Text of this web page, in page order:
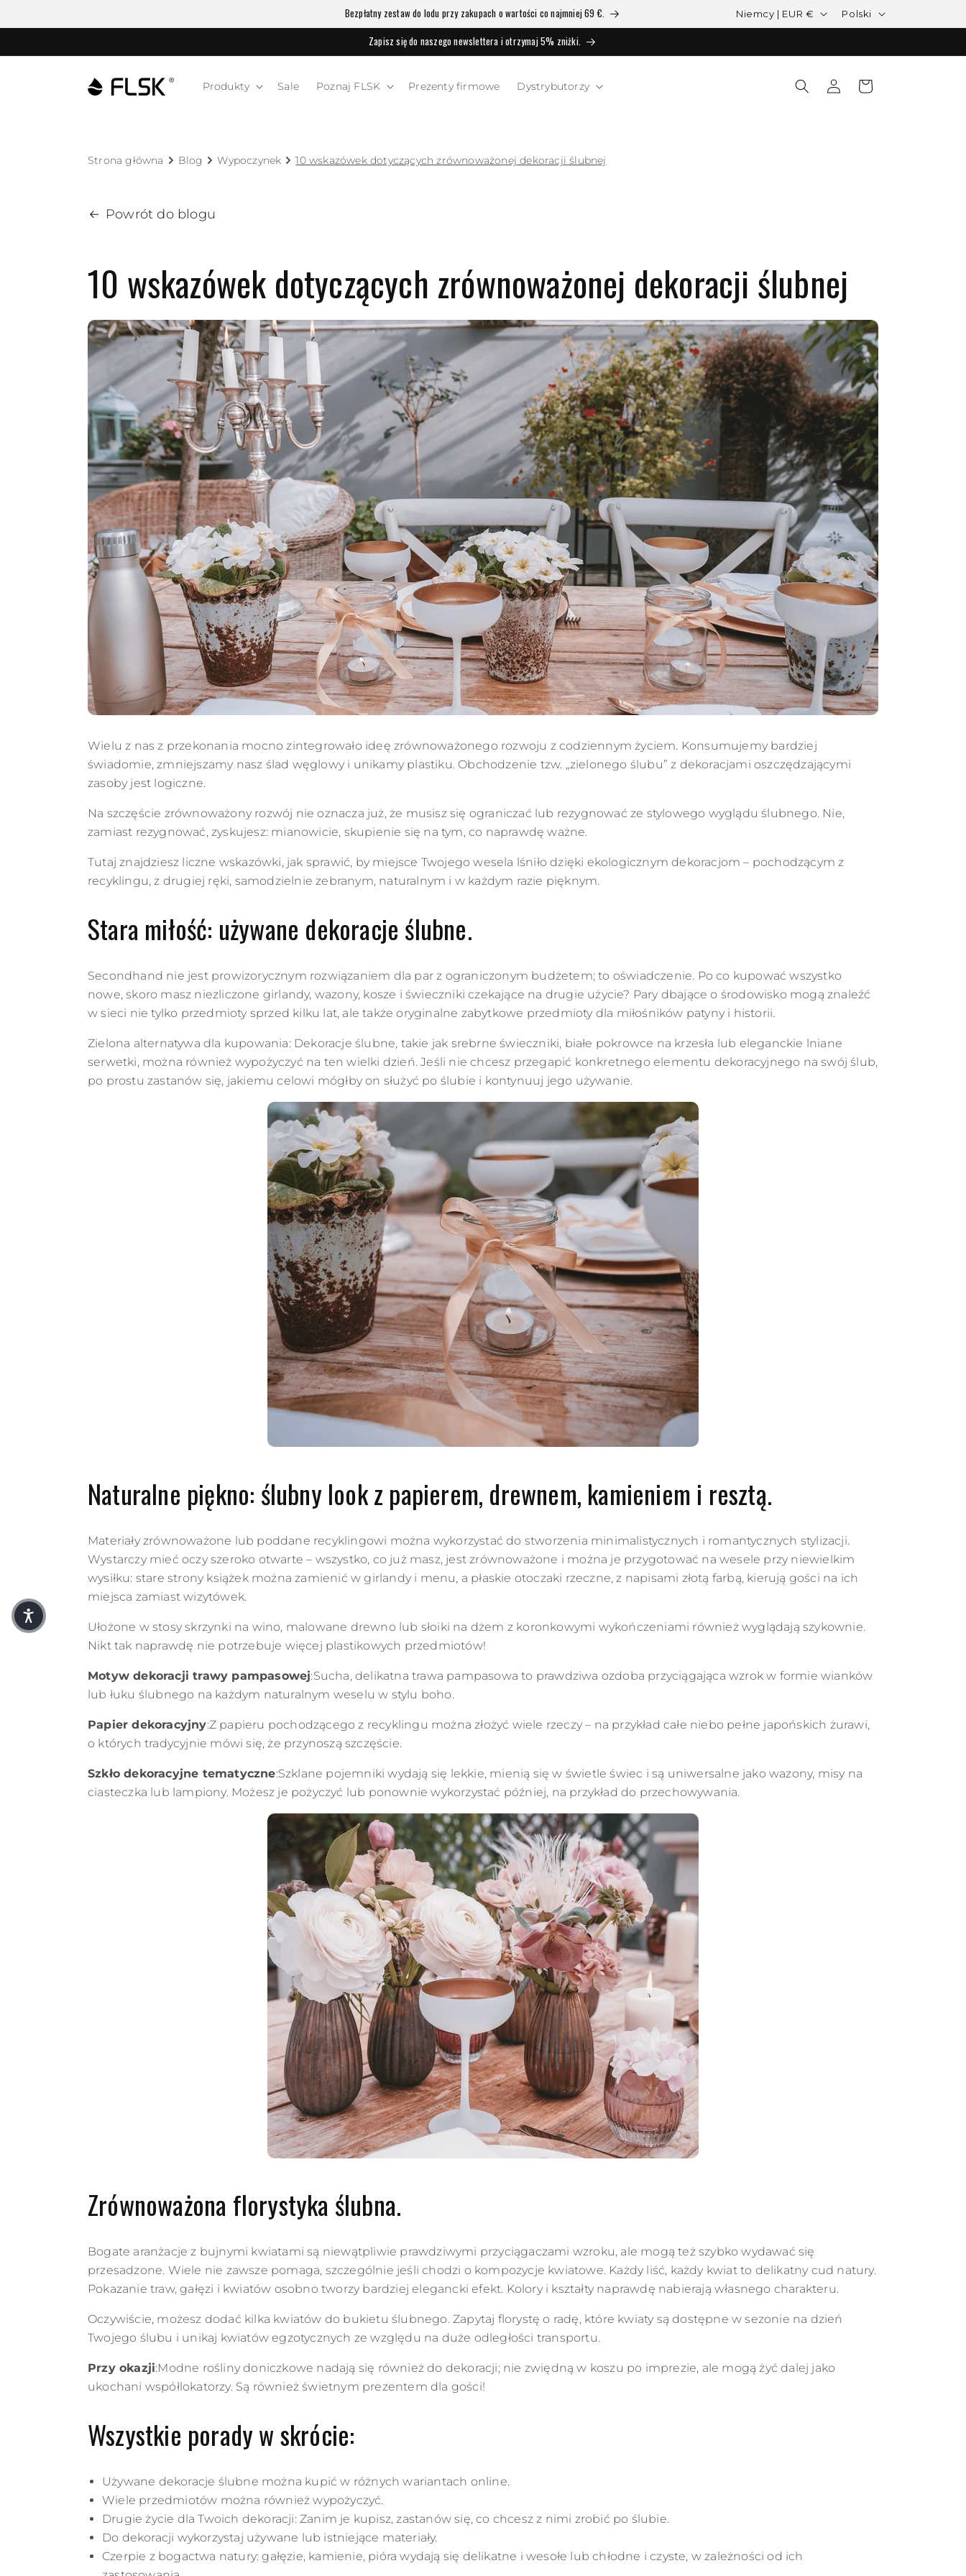
Bezpłatny zestaw do lodu przy zakupach o wartości co najmniej 69 €. Kraj/region
Niemcy | EUR € Język
Polski
Zapisz się do naszego newslettera i otrzymaj 5% zniżki.
Produkty Sale Poznaj FLSK Prezenty firmowe Dystrybutorzy Zaloguj sięKoszyk
Strona główna Blog Wypoczynek 10 wskazówek dotyczących zrównoważonej dekoracji ślubnej
Powrót do blogu
10 wskazówek dotyczących zrównoważonej dekoracji ślubnej
Wielu z nas z przekonania mocno zintegrowało ideę zrównoważonego rozwoju z codziennym życiem. Konsumujemy bardziej
świadomie, zmniejszamy nasz ślad węglowy i unikamy plastiku. Obchodzenie tzw. „zielonego ślubu” z dekoracjami oszczędzającymi
zasoby jest logiczne.
Na szczęście zrównoważony rozwój nie oznacza już, że musisz się ograniczać lub rezygnować ze stylowego wyglądu ślubnego. Nie,
zamiast rezygnować, zyskujesz: mianowicie, skupienie się na tym, co naprawdę ważne.
Tutaj znajdziesz liczne wskazówki, jak sprawić, by miejsce Twojego wesela lśniło dzięki ekologicznym dekoracjom – pochodzącym z
recyklingu, z drugiej ręki, samodzielnie zebranym, naturalnym i w każdym razie pięknym.
Stara miłość: używane dekoracje ślubne.
Secondhand nie jest prowizorycznym rozwiązaniem dla par z ograniczonym budżetem; to oświadczenie. Po co kupować wszystko
nowe, skoro masz niezliczone girlandy, wazony, kosze i świeczniki czekające na drugie użycie? Pary dbające o środowisko mogą znaleźć
w sieci nie tylko przedmioty sprzed kilku lat, ale także oryginalne zabytkowe przedmioty dla miłośników patyny i historii.
Zielona alternatywa dla kupowania: Dekoracje ślubne, takie jak srebrne świeczniki, białe pokrowce na krzesła lub eleganckie lniane
serwetki, można również wypożyczyć na ten wielki dzień. Jeśli nie chcesz przegapić konkretnego elementu dekoracyjnego na swój ślub,
po prostu zastanów się, jakiemu celowi mógłby on służyć po ślubie i kontynuuj jego używanie.
Naturalne piękno: ślubny look z papierem, drewnem, kamieniem i resztą.
Materiały zrównoważone lub poddane recyklingowi można wykorzystać do stworzenia minimalistycznych i romantycznych stylizacji.
Wystarczy mieć oczy szeroko otwarte – wszystko, co już masz, jest zrównoważone i można je przygotować na wesele przy niewielkim
wysiłku: stare strony książek można zamienić w girlandy i menu, a płaskie otoczaki rzeczne, z napisami złotą farbą, kierują gości na ich
miejsca zamiast wizytówek.
Ułożone w stosy skrzynki na wino, malowane drewno lub słoiki na dżem z koronkowymi wykończeniami również wyglądają szykownie.
Nikt tak naprawdę nie potrzebuje więcej plastikowych przedmiotów!
Motyw dekoracji trawy pampasowej:Sucha, delikatna trawa pampasowa to prawdziwa ozdoba przyciągająca wzrok w formie wianków
lub łuku ślubnego na każdym naturalnym weselu w stylu boho.
Papier dekoracyjny:Z papieru pochodzącego z recyklingu można złożyć wiele rzeczy – na przykład całe niebo pełne japońskich żurawi,
o których tradycyjnie mówi się, że przynoszą szczęście.
Szkło dekoracyjne tematyczne:Szklane pojemniki wydają się lekkie, mienią się w świetle świec i są uniwersalne jako wazony, misy na
ciasteczka lub lampiony. Możesz je pożyczyć lub ponownie wykorzystać później, na przykład do przechowywania.
Zrównoważona florystyka ślubna.
Bogate aranżacje z bujnymi kwiatami są niewątpliwie prawdziwymi przyciągaczami wzroku, ale mogą też szybko wydawać się
przesadzone. Wiele nie zawsze pomaga, szczególnie jeśli chodzi o kompozycje kwiatowe. Każdy liść, każdy kwiat to delikatny cud natury.
Pokazanie traw, gałęzi i kwiatów osobno tworzy bardziej elegancki efekt. Kolory i kształty naprawdę nabierają własnego charakteru.
Oczywiście, możesz dodać kilka kwiatów do bukietu ślubnego. Zapytaj florystę o radę, które kwiaty są dostępne w sezonie na dzień
Twojego ślubu i unikaj kwiatów egzotycznych ze względu na duże odległości transportu.
Przy okazji:Modne rośliny doniczkowe nadają się również do dekoracji; nie zwiędną w koszu po imprezie, ale mogą żyć dalej jako
ukochani współlokatorzy. Są również świetnym prezentem dla gości!
Wszystkie porady w skrócie:
Używane dekoracje ślubne można kupić w różnych wariantach online.
Wiele przedmiotów można również wypożyczyć.
Drugie życie dla Twoich dekoracji: Zanim je kupisz, zastanów się, co chcesz z nimi zrobić po ślubie.
Do dekoracji wykorzystaj używane lub istniejące materiały.
Czerpie z bogactwa natury: gałęzie, kamienie, pióra wydają się delikatne i wesołe lub chłodne i czyste, w zależności od ich